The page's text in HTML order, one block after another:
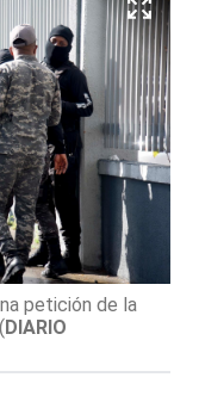
petición de la
(DIARIO